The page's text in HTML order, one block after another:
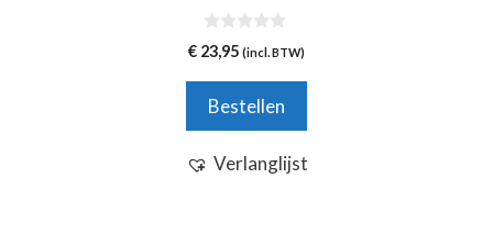
0
v
5
€ 23,95 (incl. BTW)
Bestellen
Verlanglijst